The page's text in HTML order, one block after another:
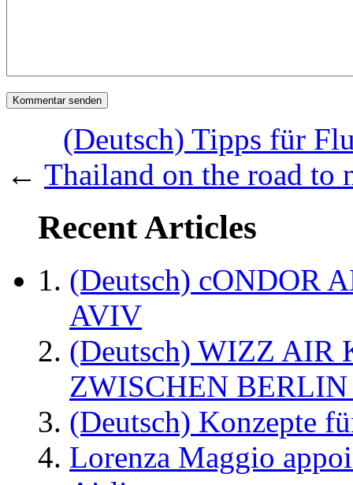
(Deutsch) Tipps für
← Thailand on the road to
Recent Articles
(Deutsch) cONDOR
AVIV
(Deutsch) WIZZ AIR
ZWISCHEN
(Deutsch) Konzepte
Lorenza Maggio